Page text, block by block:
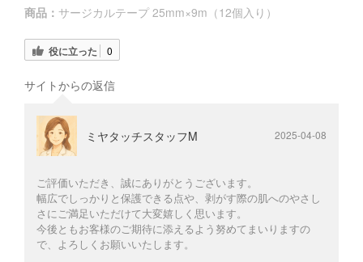
商品： サージカルテープ 25mm×9m（12個入り）
役に立った 0
サイトからの返信
ミヤタッチスタッフM 2025-04-08
ご評価いただき、誠にありがとうございます。
幅広でしっかりと保護できる点や、剥がす際の肌へのやさし
さにご満足いただけて大変嬉しく思います。
今後ともお客様のご期待に添えるよう努めてまいりますの
で、よろしくお願いいたします。